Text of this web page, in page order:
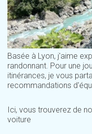
Basée à Lyon, j'aime
randonnant. Pour une
itinérances, je vous
recommandations
Ici, vous trouverez de
voiture